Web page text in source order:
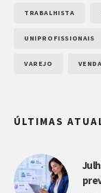
TRABALHISTA
UNIPROFISSIONAIS
VAREJO
ÚLTIMAS